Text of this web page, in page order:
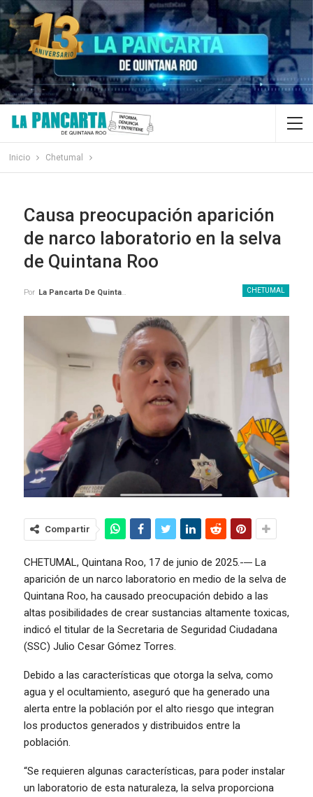
Inicio Chetumal
Causa preocupación aparición
de narco laboratorio en la selva
de Quintana Roo
CHETUMAL
Por La Pancarta De Quintana Roo
Compartir
CHETUMAL, Quintana Roo, 17 de junio de 2025.-
La
aparición de un narco laboratorio en medio de la selva de
Quintana Roo, ha causado preocupación debido a las
altas posibilidades de crear sustancias altamente toxicas,
indicó el titular de la Secretaria de Seguridad Ciudadana
(SSC) Julio Cesar Gómez Torres.
Debido a las características que otorga la selva, como
agua y el ocultamiento, aseguró que ha generado una
alerta entre la población por el alto riesgo que integran
los productos generados y distribuidos entre la
población.
“Se requieren algunas características, para poder instalar
un laboratorio de esta naturaleza, la selva proporciona